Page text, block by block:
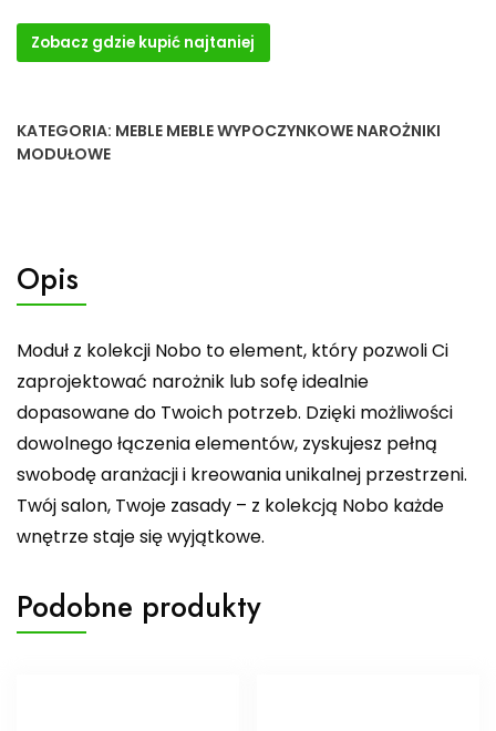
Zobacz gdzie kupić najtaniej
KATEGORIA: MEBLE MEBLE WYPOCZYNKOWE NAROŻNIKI
MODUŁOWE
Opis
Moduł z kolekcji Nobo to element, który pozwoli Ci
zaprojektować narożnik lub sofę idealnie
dopasowane do Twoich potrzeb. Dzięki możliwości
dowolnego łączenia elementów, zyskujesz pełną
swobodę aranżacji i kreowania unikalnej przestrzeni.
Twój salon, Twoje zasady – z kolekcją Nobo każde
wnętrze staje się wyjątkowe.
Podobne produkty